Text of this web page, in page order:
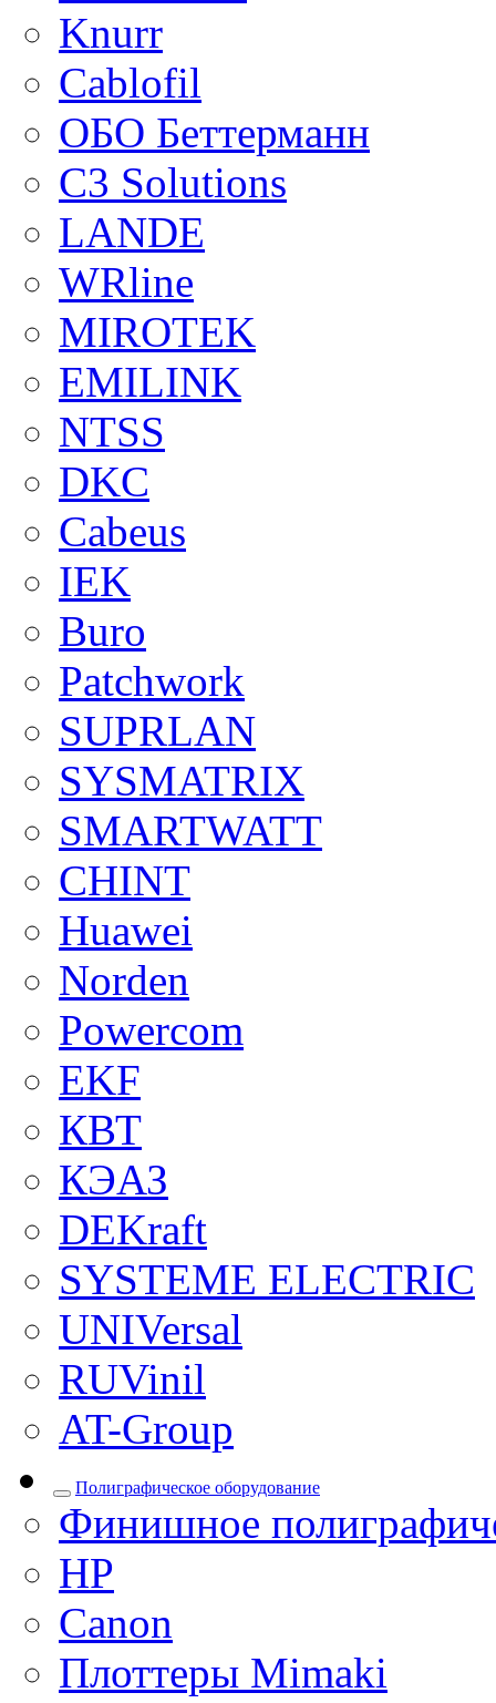
Knurr
Cablofil
ОБО Беттерманн
C3 Solutions
LANDE
WRline
MIROTEK
EMILINK
NTSS
DKC
Cabeus
IEK
Buro
Patchwork
SUPRLAN
SYSMATRIX
SMARTWATT
CHINT
Huawei
Norden
Powercom
EKF
КВТ
КЭАЗ
DEKraft
SYSTEME ELECTRIC
UNIVersal
RUVinil
AT-Group
Полиграфическое оборудование
Финишное
HP
Canon
Плоттеры Mimaki